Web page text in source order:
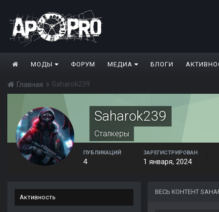
МОДЫ ФОРУМ МЕДИА БЛОГИ
Главная Saharok239
Saharok239
Сталкеры
ПУБЛИКАЦИЙ
4
ЗАРЕГИСТРИРОВАН
1 января, 2024
Активность
ВЕСЬ КОНТЕНТ